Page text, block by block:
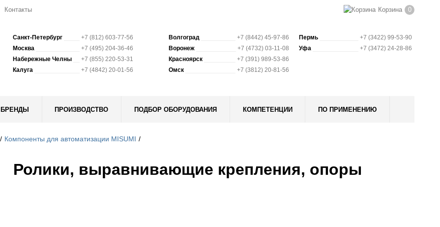
Контакты Корзина 0
Санкт-Петербург
+7 (812) 603-77-56
Москва
+7 (495) 204-36-46
Набережные Челны
+7 (855) 220-53-31
Калуга
+7 (4842) 20-01-56
Волгоград
+7 (8442) 45-97-86
Воронеж
+7 (4732) 03-11-08
Красноярск
+7 (391) 989-53-86
Омск
+7 (3812) 20-81-56
Пермь
+7 (3422) 99-53-90
Уфа
+7 (3472) 24-28-86
БРЕНДЫ ПРОИЗВОДСТВО ПОДБОР ОБОРУДОВАНИЯ КОМПЕТЕНЦИИ ПО ПРИМЕНЕНИЮ
Компоненты для автоматизации MISUMI
Ролики, выравнивающие крепления, опоры